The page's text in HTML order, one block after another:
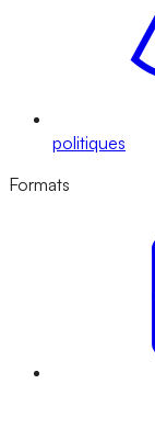
politiques
Formats